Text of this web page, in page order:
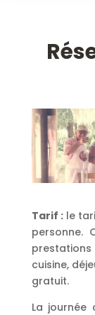
Tarif : le
personne.
cuisine,
gratuit.
La journée